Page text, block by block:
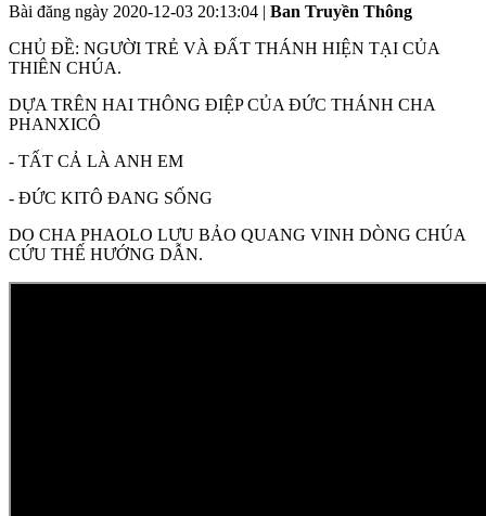
Bài đăng ngày 2020-12-03 20:13:04 | Ban Truyền Thông
CHỦ ĐỀ: NGƯỜI TRẺ VÀ ĐẤT THÁNH HIỆN TẠI CỦA
THIÊN CHÚA.
DỰA TRÊN HAI THÔNG ĐIỆP CỦA ĐỨC THÁNH CHA
PHANXICÔ
- TẤT CẢ LÀ ANH EM
- ĐỨC KITÔ ĐANG SỐNG
DO CHA PHAOLO LƯU BẢO QUANG VINH DÒNG CHÚA
CỨU THẾ HƯỚNG DẪN.